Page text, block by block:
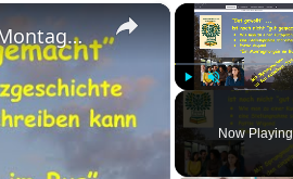
Play
Now Playing
Stellungnahme schreiben: z.B. Pattie Wigand, Montagmorgen ... - "Gut gewollt" - auch "gut gemacht"?